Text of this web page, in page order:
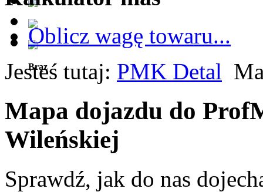
Brąz
Oblicz wagę towaru...
Jesteś tutaj: PMK Detal
Mapa dojazdu do
Wileńskiej
Sprawdź, jak do nas